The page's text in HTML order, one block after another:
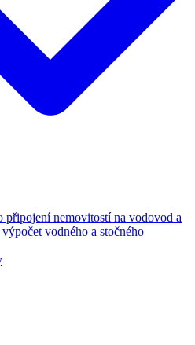
připojení nemovitostí na vodovod a
vodného a stočného